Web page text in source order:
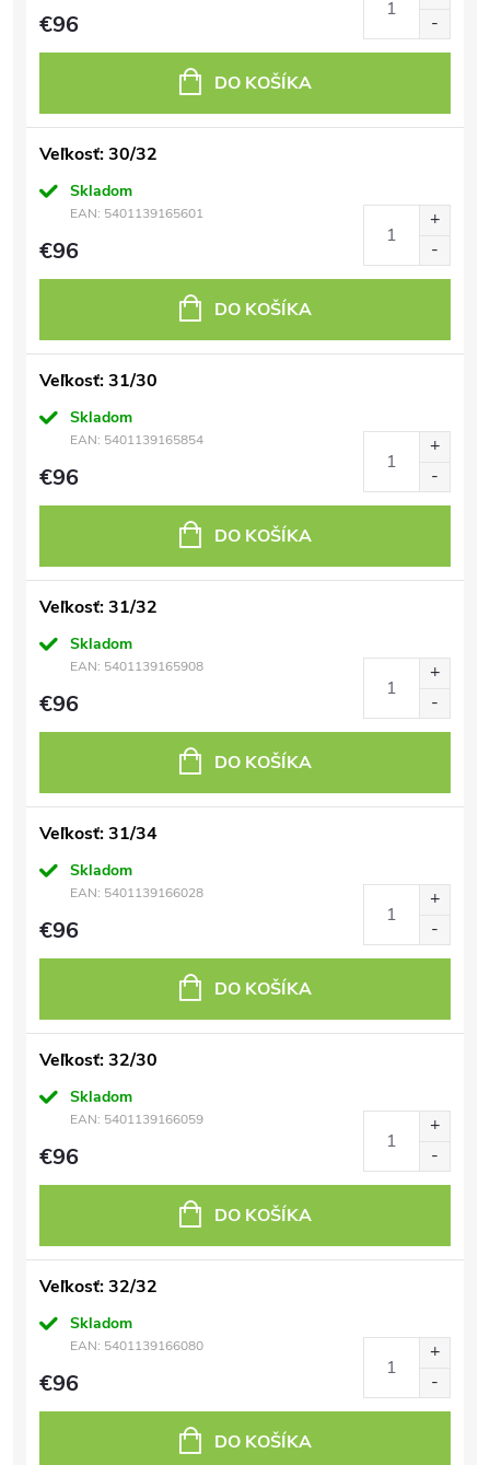
€96
DO KOŠÍKA
Veľkosť: 30/32
Skladom
EAN: 5401139165601
€96
DO KOŠÍKA
Veľkosť: 31/30
Skladom
EAN: 5401139165854
€96
DO KOŠÍKA
Veľkosť: 31/32
Skladom
EAN: 5401139165908
€96
DO KOŠÍKA
Veľkosť: 31/34
Skladom
EAN: 5401139166028
€96
DO KOŠÍKA
Veľkosť: 32/30
Skladom
EAN: 5401139166059
€96
DO KOŠÍKA
Veľkosť: 32/32
Skladom
EAN: 5401139166080
€96
DO KOŠÍKA